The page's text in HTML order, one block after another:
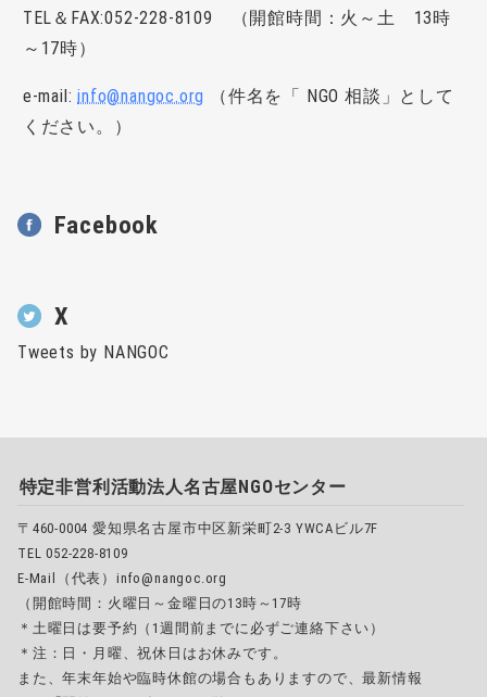
TEL ＆FAX:052-228-8109 （開館時間：火～土 13時
～17時）
e-mail:info@nangoc.org （件名を「 NGO相談」として
ください。）
Facebook
X
Tweets by NANGOC
特定非営利活動法人名古屋NGOセンター
〒460-0004 愛知県名古屋市中区新栄町2-3 YWCAビル7F
TEL 052-228-8109
E-Mail（代表）info@nangoc.org
（開館時間：火曜日～金曜日の13時～17時
＊土曜日は要予約（1週間前までに必ずご連絡下さい）
＊注：日・月曜、祝休日はお休みです。
また、年末年始や臨時休館の場合もありますので、最新情報